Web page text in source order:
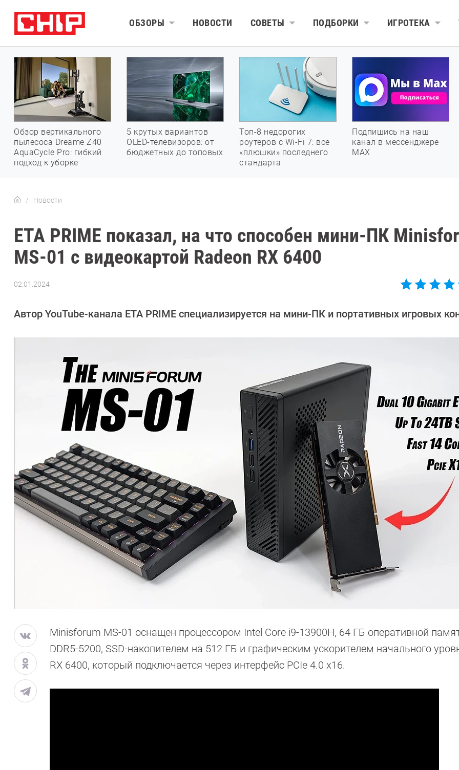
ОБЗОРЫ НОВОСТИ СОВЕТЫ ПОДБОРКИ ИГРОТЕКА
Обзор вертикального
пылесоса Dreame Z40
AquaCycle Pro: гибкий
подход к уборке
5 крутых вариантов
OLED-телевизоров: от
бюджетных до топовых
Топ-8 недорогих
роутеров с Wi-Fi 7: все
«плюшки» последнего
стандарта
Подпишись на наш
канал в мессенджере
МАХ
Новости
ETA PRIME показал, на что способен мини-ПК
MS-01 с видеокартой Radeon RX 6400
02.01.2024
Калашников
Автор YouTube-канала ETA PRIME специализируется на мини-ПК и портативных игровых
Minisforum MS-01 оснащен процессором Intel Core i9-13900H, 64 ГБ оперативной
DDR5-5200, SSD-накопителем на 512 ГБ и графическим ускорителем начального
RX 6400, который подключается через интерфейс PCIe 4.0 x16.